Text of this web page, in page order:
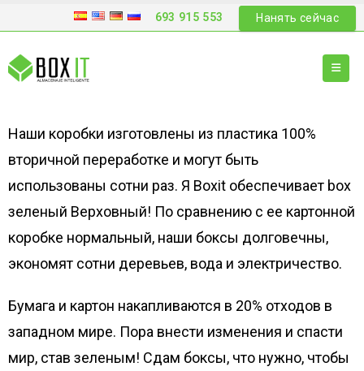
693 915 553 Нанять сейчас
Наши коробки изготовлены из пластика 100%
вторичной переработке и могут быть
использованы сотни раз. Я Boxit обеспечивает box
зеленый Верховный! По сравнению с ее картонной
коробке нормальный, наши боксы долговечны,
экономят сотни деревьев, вода и электричество.
Бумага и картон накапливаются в 20% отходов в
западном мире. Пора внести изменения и спасти
мир, став зеленым! Сдам боксы, что нужно, чтобы